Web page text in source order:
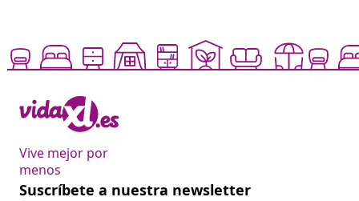
Vive mejor por
menos
Suscríbete a nuestra newsletter